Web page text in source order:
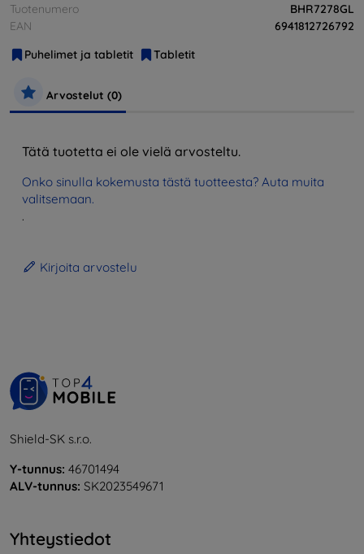
Tuotenumero
BHR7278GL
EAN
6941812726792
Puhelimet ja tabletit
Tabletit
Arvostelut (0)
Tätä tuotetta ei ole vielä arvosteltu.
Onko sinulla kokemusta tästä tuotteesta? Auta muita
valitsemaan.
.
Kirjoita arvostelu
Shield-SK s.r.o.
Y-tunnus: 46701494
ALV-tunnus: SK2023549671
Yhteystiedot